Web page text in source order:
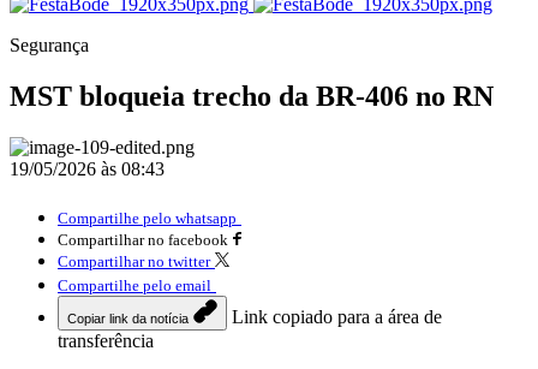
Segurança
MST bloqueia trecho da BR-406 no RN
19/05/2026 às 08:43
Compartilhe pelo whatsapp
Compartilhar no facebook
Compartilhar no twitter
Compartilhe pelo email
Copiar link da notícia
Link copiado para a área de
transferência